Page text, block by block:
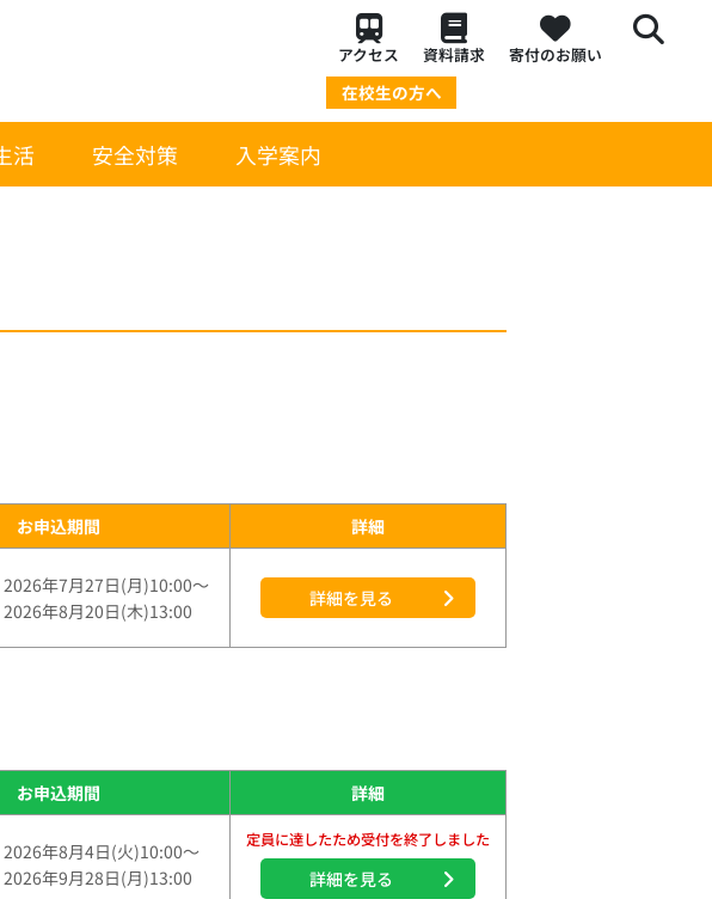
アクセス 資料請求 寄付のお願い
在校生の方へ
活 安全対策 入学案内
お申込期間 詳細
2026年7月27日(月)10:00～
2026年8月20日(木)13:00
詳細を見る
お申込期間 詳細
2026年8月4日(火)10:00～
2026年9月28日(月)13:00
定員に達したため受付を終了しました
詳細を見る